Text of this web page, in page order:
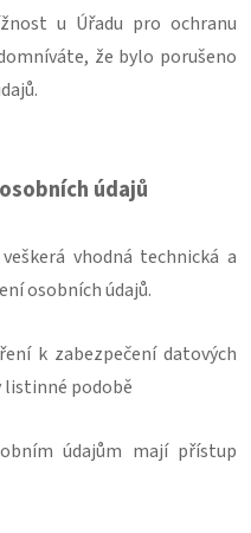
u Úřadu pro ochranu
že bylo porušeno
údajů
vhodná technická a
osobních údajů.
k zabezpečení datových
listinné podobě
údajům mají přístup